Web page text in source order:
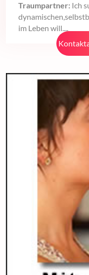
Traumpartner: Ich
im Leben will....